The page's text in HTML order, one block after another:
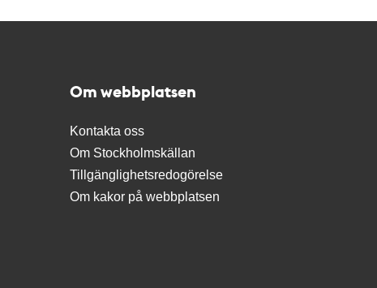
Om webbplatsen
Kontakta oss
Om Stockholmskällan
Tillgänglighetsredogörelse
Om kakor på webbplatsen